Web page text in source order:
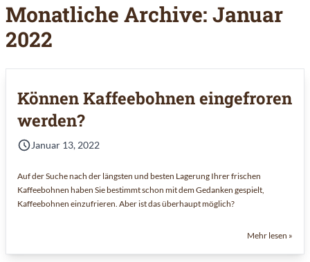
Monatliche Archive: Januar
2022
Können Kaffeebohnen eingefroren
werden?
Januar 13, 2022
Auf der Suche nach der längsten und besten Lagerung Ihrer frischen
Kaffeebohnen haben Sie bestimmt schon mit dem Gedanken gespielt,
Kaffeebohnen einzufrieren. Aber ist das überhaupt möglich?
Mehr lesen »